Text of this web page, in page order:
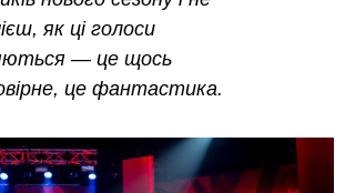
як ці голоси
— це щось
це фантастика.